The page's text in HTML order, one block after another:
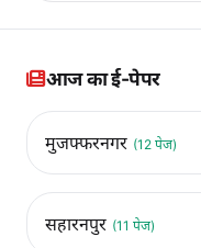
आज का ई-पेपर
मुजफ्फरनगर (12 पेज)
सहारनपुर (11 पेज)